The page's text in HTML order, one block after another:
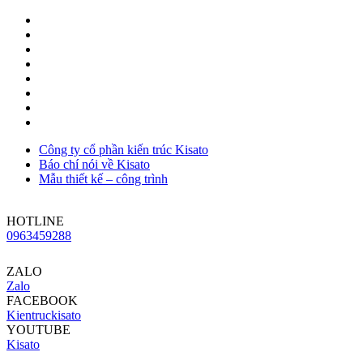
Công ty cổ phần kiến trúc Kisato
Báo chí nói về Kisato
Mẫu thiết kế – công trình
HOTLINE
0963459288
ZALO
Zalo
FACEBOOK
Kientruckisato
YOUTUBE
Kisato